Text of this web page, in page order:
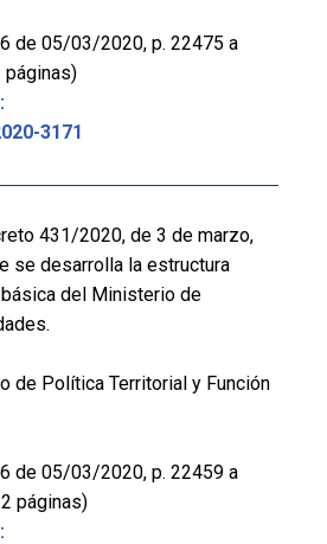
de 05/03/2020, p. 22475 a
páginas)
3171
431/2020, de 3 de marzo,
se desarrolla la estructura
del Ministerio de
de Política Territorial y Función
de 05/03/2020, p. 22459 a
páginas)